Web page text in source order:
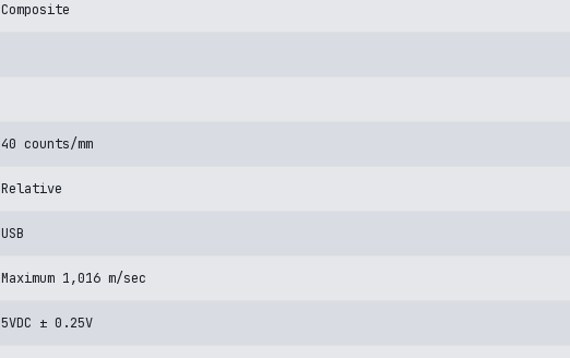
Composite
40 counts/mm
Relative
USB
Maximum 1,016 m/sec
5VDC ± 0.25V